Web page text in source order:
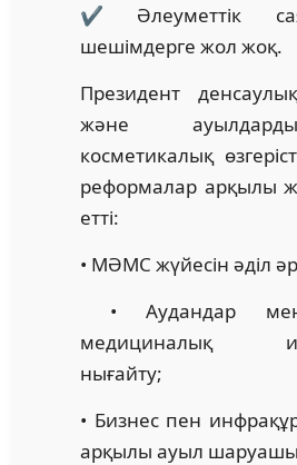
✔️ Әлеуметтік
шешімдерге жол жоқ.
Президент
және
косметикалық
реформалар арқылы
етті:
• МӘМС жүйесін әділ
• Аудандар мен
медициналық
нығайту;
• Бизнес пен
арқылы ауыл